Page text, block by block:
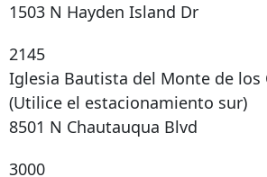
1503 N Hayden Island Dr
2145
Iglesia Bautista del Monte de los
(Utilice el estacionamiento sur)
8501 N Chautauqua Blvd
3000